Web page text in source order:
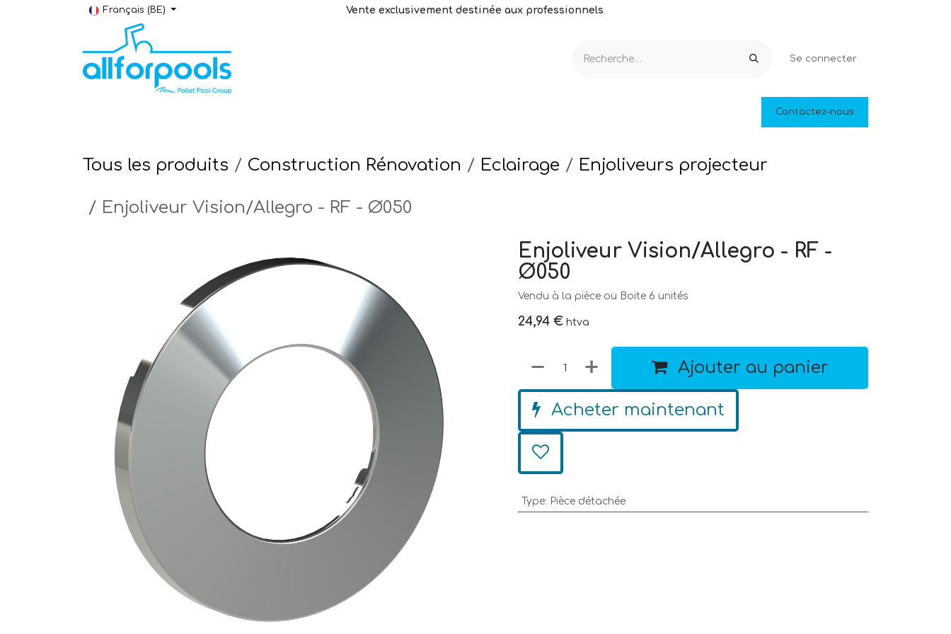
Se rendre au contenu
Français (BE) Vente exclusivement destinée aux professionnels.
Se connecter
Piscines naturelles
Contactez-nous
Tous les produits Construction Rénovation Eclairage Enjoliveurs projecteur
Enjoliveur Vision/Allegro - RF - Ø050
Enjoliveur Vision/Allegro - RF -
Ø050
Vendu à la pièce ou Boite 6 unités
24,94 € htva
Ajouter au panier
Acheter maintenant
Type: Pièce détachée